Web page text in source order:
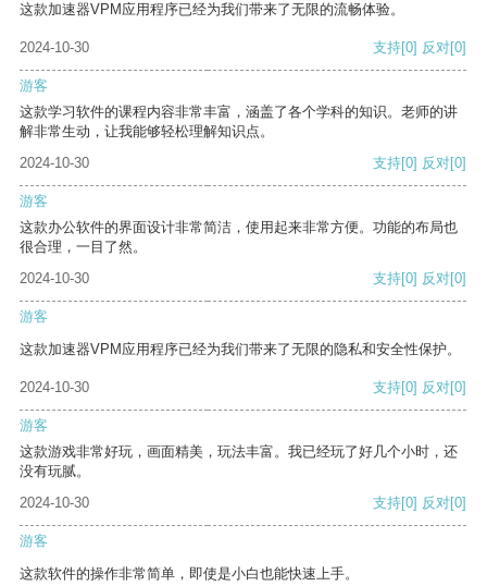
这款加速器VPM应用程序已经为我们带来了无限的流畅体验。
2024-10-30 支持[0] 反对[0]
游客
这款学习软件的课程内容非常丰富，涵盖了各个学科的知识。老师的讲
解非常生动，让我能够轻松理解知识点。
2024-10-30
支持[0] 反对[0]
游客
这款办公软件的界面设计非常简洁，使用起来非常方便。功能的布局也
很合理，一目了然。
2024-10-30
支持[0] 反对[0]
游客
这款加速器VPM应用程序已经为我们带来了无限的隐私和安全性保护。
2024-10-30 支持[0] 反对[0]
游客
这款游戏非常好玩，画面精美，玩法丰富。我已经玩了好几个小时，还
没有玩腻。
2024-10-30
支持[0] 反对[0]
游客
这款软件的操作非常简单，即使是小白也能快速上手。